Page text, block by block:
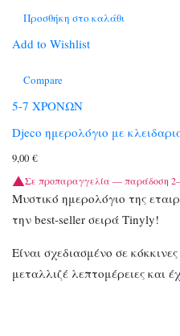
Προσθήκη στο καλάθι
Add to Wishlist
Compare
5-7 ΧΡΟΝΩΝ
Djeco ημερολόγιο με
9,00 €
Σε προπαραγγελία — παράδοση
Μυστικό ημερολόγιο της
την best-seller σειρά Tinyly!
Είναι σχεδιασμένο σε
μεταλλιζέ λεπτομέρειες και